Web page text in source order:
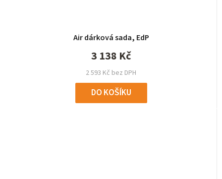
Air dárková sada, EdP
2 593 Kč bez DPH
3 138 Kč
DO KOŠÍKU